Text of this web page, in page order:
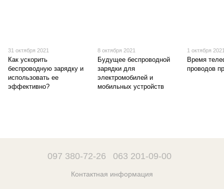
31 октября 2021
Как ускорить
беспроводную зарядку и
использовать ее
эффективно?
8 октября 2021
Будущее беспроводной
зарядки для
электромобилей и
мобильных устройств
1 октября
Время
проводов
097 380-72-26 063 201-09-00
Контактная информация